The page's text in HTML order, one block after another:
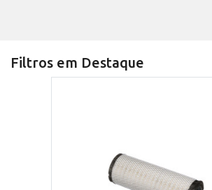
Filtros em Destaque